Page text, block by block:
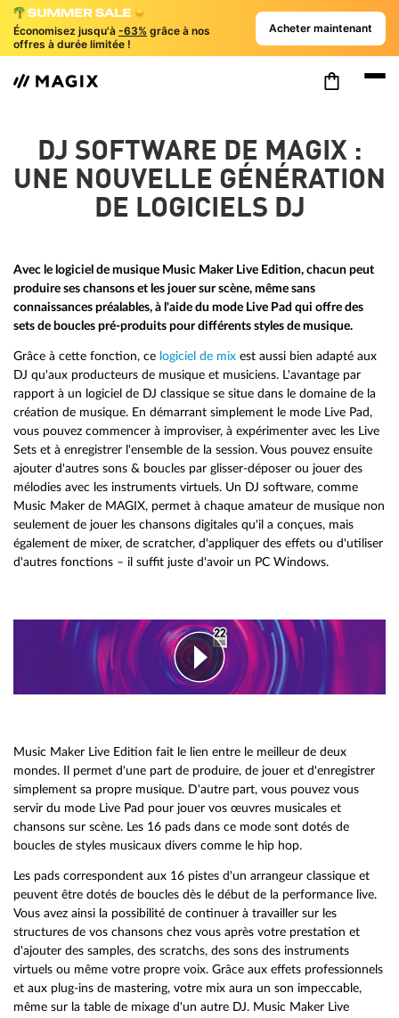
Économisez jusqu'à -63% grâce à nos
offres à durée limitée !
Acheter maintenant
DJ SOFTWARE DE MAGIX :
UNE NOUVELLE GÉNÉRATION
DE LOGICIELS DJ
Avec le logiciel de musique Music Maker Live Edition, chacun peut
produire ses chansons et les jouer sur scène, même sans
connaissances préalables, à l'aide du mode Live Pad qui offre des
sets de boucles pré-produits pour différents styles de musique.
Grâce à cette fonction, ce logiciel de mix est aussi bien adapté aux
DJ qu'aux producteurs de musique et musiciens. L'avantage par
rapport à un logiciel de DJ classique se situe dans le domaine de la
création de musique. En démarrant simplement le mode Live Pad,
vous pouvez commencer à improviser, à expérimenter avec les Live
Sets et à enregistrer l'ensemble de la session. Vous pouvez ensuite
ajouter d'autres sons & boucles par glisser-déposer ou jouer des
mélodies avec les instruments virtuels. Un DJ software, comme
Music Maker de MAGIX, permet à chaque amateur de musique non
seulement de jouer les chansons digitales qu'il a conçues, mais
également de mixer, de scratcher, d'appliquer des effets ou d'utiliser
d'autres fonctions – il suffit juste d'avoir un PC Windows.
Music Maker Live Edition fait le lien entre le meilleur de deux
mondes. Il permet d'une part de produire, de jouer et d'enregistrer
simplement sa propre musique. D'autre part, vous pouvez vous
servir du mode Live Pad pour jouer vos œuvres musicales et
chansons sur scène. Les 16 pads dans ce mode sont dotés de
boucles de styles musicaux divers comme le hip hop.
Les pads correspondent aux 16 pistes d'un arrangeur classique et
peuvent être dotés de boucles dès le début de la performance live.
Vous avez ainsi la possibilité de continuer à travailler sur les
structures de vos chansons chez vous après votre prestation et
d'ajouter des samples, des scratchs, des sons des instruments
virtuels ou même votre propre voix. Grâce aux effets professionnels
et aux plug-ins de mastering, votre mix aura un son impeccable,
même sur la table de mixage d'un autre DJ. Music Maker Live